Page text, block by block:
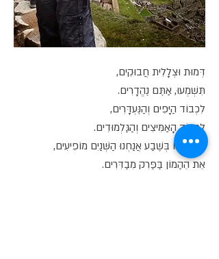
דְּמוּת וּצְלָלִית חֲבוּקִים,
תִּשְׁמְעוּ, אַתֶּם נֶהֱדָרִים.
לִכְבוֹד הַיָּפִים וְהַנֶּעְדָּרִים,
לִכְבוֹד הָאַמִּיצִים וְהַגַּלְמוּדִים.
בְּשֵׁשׁ אוֹ בְּשֶׁבַע אֲנַחְנוּ הַשְּׁנַיִם מוֹפִיעִים,
אֶת הֶהָמוֹן בַּפַּרְק מְבַדְּרִים.